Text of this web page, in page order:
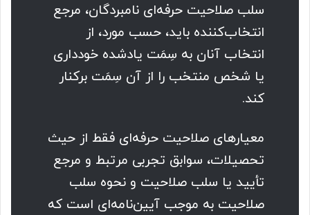
سلب صلاحیت حرفه‌ای نامبردگان، مرجع
انتخاب‌کننده باید، حسب مورد، از
انتخاب آنان به سِمَت یادشده خودداری
یا شخص منتخب را از آن سِمَت برکنار
کند.
معیارهای صلاحیت حرفه‌ای فقط از حیث
تحصیلات، سوابق تجربی مرتبط و مرجع
تأیید یا سلب صلاحیت و نحوه سلب
صلاحیت به موجب آیین‌نامه‌‌ای است که